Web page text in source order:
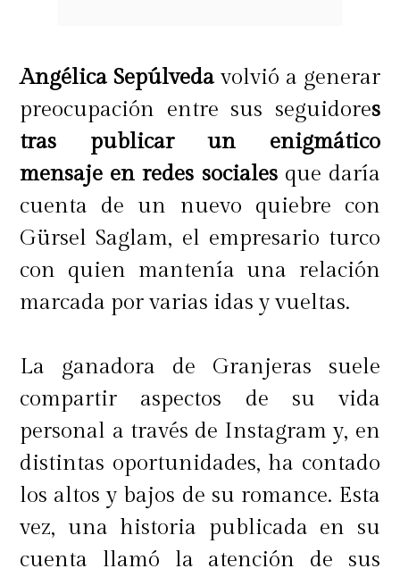
Angélica Sepúlvedavolvió a generar
preocupación entre sus seguidores
tras publicar un enigmático
mensaje en redes socialesque daría
cuenta de un nuevo quiebre con
Gürsel Saglam, el empresario turco
con quien mantenía una relación
marcada por varias idas y vueltas.
La ganadora de Granjeras suele
compartir aspectos de su vida
personal a través de Instagram y, en
distintas oportunidades, ha contado
los altos y bajos de su romance. Esta
vez, una historia publicada en su
cuenta llamó la atención de sus